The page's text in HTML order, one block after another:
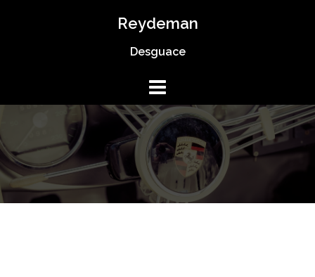
Reydeman
Desguace